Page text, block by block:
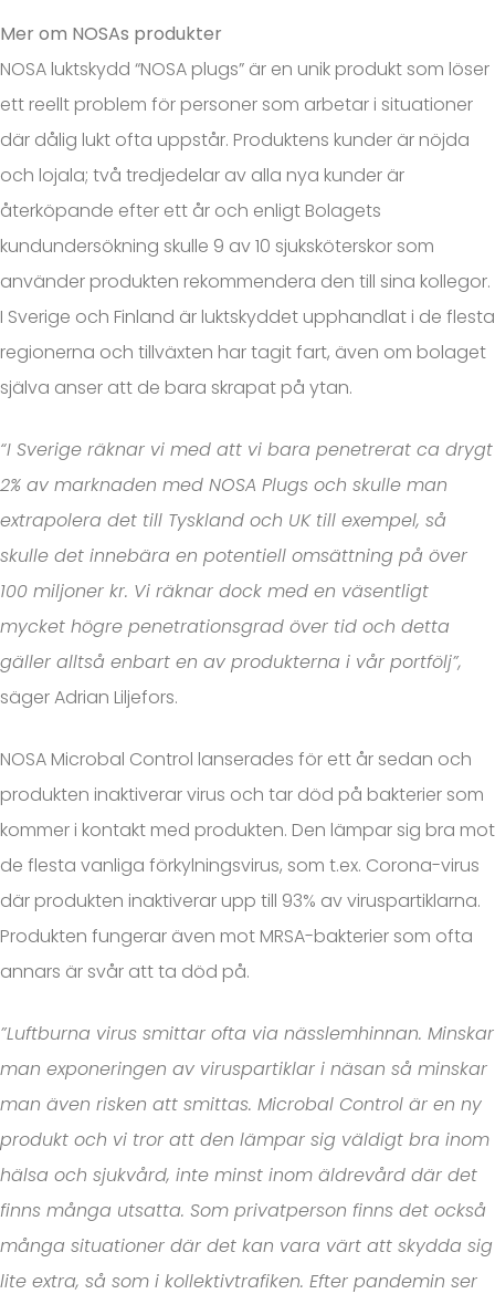
Mer om NOSAs produkter
NOSA luktskydd “NOSA plugs” är en unik produkt som löser
ett reellt problem för personer som arbetar i situationer
där dålig lukt ofta uppstår. Produktens kunder är nöjda
och lojala; två tredjedelar av alla nya kunder är
återköpande efter ett år och enligt Bolagets
kundundersökning skulle 9 av 10 sjuksköterskor som
använder produkten rekommendera den till sina kollegor.
I Sverige och Finland är luktskyddet upphandlat i de flesta
regionerna och tillväxten har tagit fart, även om bolaget
själva anser att de bara skrapat på ytan.
“I Sverige räknar vi med att vi bara penetrerat ca drygt
2% av marknaden med NOSA Plugs och skulle man
extrapolera det till Tyskland och UK till exempel, så
skulle det innebära en potentiell omsättning på över
100 miljoner kr. Vi räknar dock med en väsentligt
mycket högre penetrationsgrad över tid och detta
gäller alltså enbart en av produkterna i vår portfölj”,
säger Adrian Liljefors.
NOSA Microbal Control lanserades för ett år sedan och
produkten inaktiverar virus och tar död på bakterier som
kommer i kontakt med produkten. Den lämpar sig bra mot
de flesta vanliga förkylningsvirus, som t.ex. Corona-virus
där produkten inaktiverar upp till 93% av viruspartiklarna.
Produkten fungerar även mot MRSA-bakterier som ofta
annars är svår att ta död på.
”Luftburna virus smittar ofta via nässlemhinnan. Minskar
man exponeringen av viruspartiklar i näsan så minskar
man även risken att smittas. Microbal Control är en ny
produkt och vi tror att den lämpar sig väldigt bra inom
hälsa och sjukvård, inte minst inom äldrevård där det
finns många utsatta. Som privatperson finns det också
många situationer där det kan vara värt att skydda sig
lite extra, så som i kollektivtrafiken. Efter pandemin ser